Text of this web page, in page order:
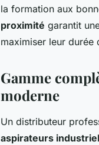
la formation aux
proximité garantit
maximiser leur durée
Gamme
moderne
Un distributeur
aspirateurs